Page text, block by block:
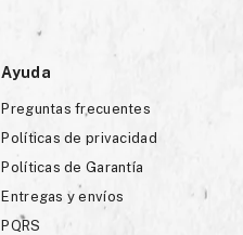
Ayuda
Preguntas frecuentes
Políticas de privacidad
Políticas de Garantía
Entregas y envíos
PQRS